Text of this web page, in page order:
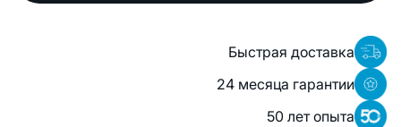
Быстрая доставка
24 месяца гарантии
50 лет опыта